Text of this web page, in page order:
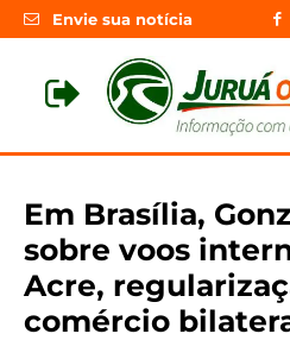
Envie sua notícia
Em Brasília,
sobre voos
Acre,
comércio